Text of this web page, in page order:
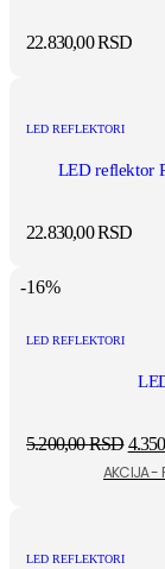
22.830,00RSD
LED REFLEKTORI
LED reflektor
22.830,00RSD
-16%
LED REFLEKTORI
5.200,00RSD
LED REFLEKTORI